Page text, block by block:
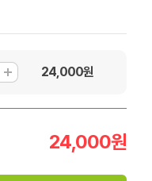
24,000원
24,000원